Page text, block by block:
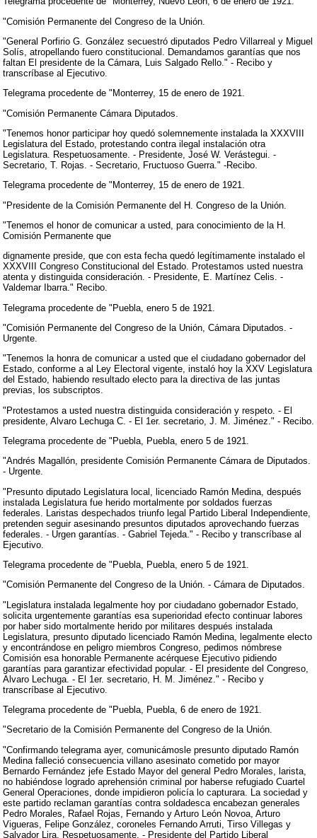
"Comisión Permanente del Congreso de la Unión.
"General Porfirio G. González secuestró diputados Pedro Villarreal y Miguel
Solís, atropellando fuero constitucional. Demandamos garantías que nos
faltan El presidente de la Cámara, Luis Salgado Rello." - Recibo y
transcríbase al Ejecutivo.
Telegrama procedente de "Monterrey, 15 de enero de 1921.
"Comisión Permanente Cámara Diputados.
"Tenemos honor participar hoy quedó solemnemente instalada la XXXVIII
Legislatura del Estado, protestando contra ilegal instalación otra
Legislatura. Respetuosamente. - Presidente, José W. Verástegui. -
Secretario, T. Rojas. - Secretario, Fructuoso Guerra." -Recibo.
Telegrama procedente de "Monterrey, 15 de enero de 1921.
"Presidente de la Comisión Permanente del H. Congreso de la Unión.
"Tenemos el honor de comunicar a usted, para conocimiento de la H.
Comisión Permanente que
dignamente preside, que con esta fecha quedó legítimamente instalado el
XXXVIII Congreso Constitucional del Estado. Protestamos usted nuestra
atenta y distinguida consideración. - Presidente, E. Martínez Celis. -
Valdemar Ibarra." Recibo.
Telegrama procedente de "Puebla, enero 5 de 1921.
"Comisión Permanente del Congreso de la Unión, Cámara Diputados. -
Urgente.
"Tenemos la honra de comunicar a usted que el ciudadano gobernador del
Estado, conforme a al Ley Electoral vigente, instaló hoy la XXV Legislatura
del Estado, habiendo resultado electo para la directiva de las juntas
previas, los subscriptos.
"Protestamos a usted nuestra distinguida consideración y respeto. - El
presidente, Alvaro Lechuga C. - El 1er. secretario, J. M. Jiménez." - Recibo.
Telegrama procedente de "Puebla, Puebla, enero 5 de 1921.
"Andrés Magallón, presidente Comisión Permanente Cámara de Diputados.
- Urgente.
"Presunto diputado Legislatura local, licenciado Ramón Medina, después
instalada Legislatura fue herido mortalmente por soldados fuerzas
federales. Laristas despechados triunfo legal Partido Liberal Independiente,
pretenden seguir asesinando presuntos diputados aprovechando fuerzas
federales. - Urgen garantías. - Gabriel Tejeda." - Recibo y transcríbase al
Ejecutivo.
Telegrama procedente de "Puebla, Puebla, enero 5 de 1921.
"Comisión Permanente del Congreso de la Unión. - Cámara de Diputados.
"Legislatura instalada legalmente hoy por ciudadano gobernador Estado,
solicita urgentemente garantías esa superioridad efecto continuar labores
por haber sido mortalmente herido por militares después instalada
Legislatura, presunto diputado licenciado Ramón Medina, legalmente electo
y encontrándose en peligro miembros Congreso, pedimos nómbrese
Comisión esa honorable Permanente acérquese Ejecutivo pidiendo
garantías para garantizar efectividad popular. - El presidente del Congreso,
Alvaro Lechuga. - El 1er. secretario, H. M. Jiménez." - Recibo y
transcríbase al Ejecutivo.
Telegrama procedente de "Puebla, Puebla, 6 de enero de 1921.
"Secretario de la Comisión Permanente del Congreso de la Unión.
"Confirmando telegrama ayer, comunicámosle presunto diputado Ramón
Medina falleció consecuencia villano asesinato cometido por mayor
Bernardo Fernández jefe Estado Mayor del general Pedro Morales, larista,
no habiéndose logrado aprehensión criminal por haberse refugiado Cuartel
General Operaciones, donde impidieron policía lo capturara. La sociedad y
este partido reclaman garantías contra soldadesca encabezan generales
Pedro Morales, Rafael Rojas, Fernando y Arturo León Novoa, Arturo
Vigueras, Felipe González, coroneles Fernando Arruti, Tirso Villegas y
Salvador Lira. Respetuosamente. - Presidente del Partido Liberal